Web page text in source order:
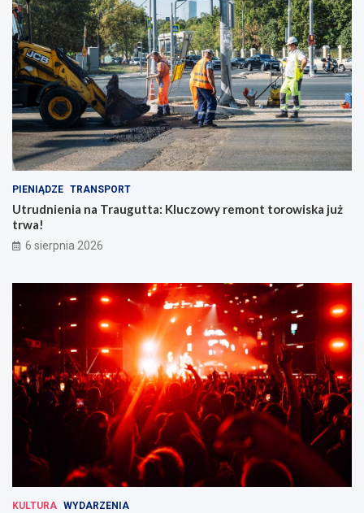
PIENIĄDZE TRANSPORT
Utrudnienia na Traugutta: Kluczowy remont torowiska już
trwa!
6 sierpnia 2026
KULTURA WYDARZENIA